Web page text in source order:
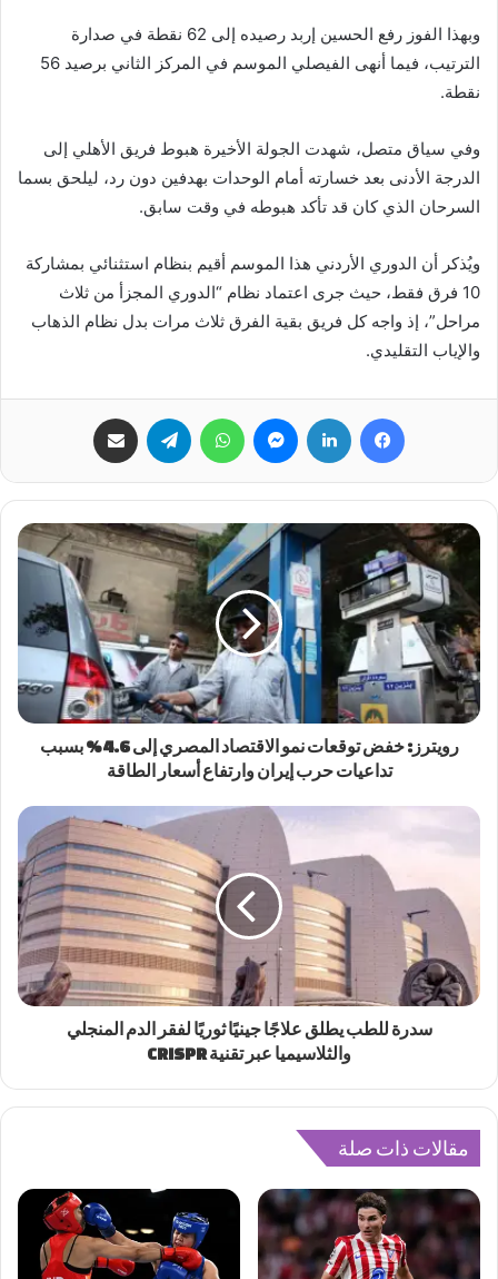
وبهذا الفوز رفع الحسين إربد رصيده إلى 62 نقطة في صدارة
الترتيب، فيما أنهى الفيصلي الموسم في المركز الثاني برصيد 56
نقطة.
وفي سياق متصل، شهدت الجولة الأخيرة هبوط فريق الأهلي إلى
الدرجة الأدنى بعد خسارته أمام الوحدات بهدفين دون رد، ليلحق بسما
السرحان الذي كان قد تأكد هبوطه في وقت سابق.
ويُذكر أن الدوري الأردني هذا الموسم أقيم بنظام استثنائي بمشاركة
10 فرق فقط، حيث جرى اعتماد نظام “الدوري المجزأ من ثلاث
مراحل”، إذ واجه كل فريق بقية الفرق ثلاث مرات بدل نظام الذهاب
والإياب التقليدي.
فيسبوك لينكدإن ماسنجر واتساب تيلقرام
رويترز: خفض توقعات نمو الاقتصاد المصري إلى 4.6% بسبب
تداعيات حرب إيران وارتفاع أسعار الطاقة
سدرة للطب يطلق علاجًا جينيًا ثوريًا لفقر الدم المنجلي
والثلاسيميا عبر تقنية CRISPR
مقالات ذات صلة